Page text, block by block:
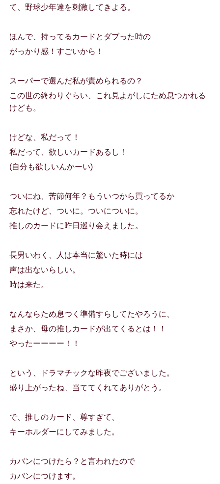
て、野球少年達を刺激してきよる。
ほんで、持ってるカードとダブった時の
がっかり感！すごいから！
スーパーで選んだ私が責められるの？
この世の終わりぐらい、これ見よがしにため息つかれる
けども。
けどな、私だって！
私だって、欲しいカードあるし！
(自分も欲しいんかーい)
ついにね、苦節何年？もういつから買ってるか
忘れたけど、ついに。ついについに。
推しのカードに昨日巡り会えました。
長男いわく、人は本当に驚いた時には
声は出ないらしい。
時は来た。
なんならため息つく準備すらしてたやろうに、
まさか、母の推しカードが出てくるとは！！
やったーーーー！！
という、ドラマチックな昨夜でございました。
盛り上がったね、当ててくれてありがとう。
で、推しのカード、尊すぎて、
キーホルダーにしてみました。
カバンにつけたら？と言われたので
カバンにつけます。